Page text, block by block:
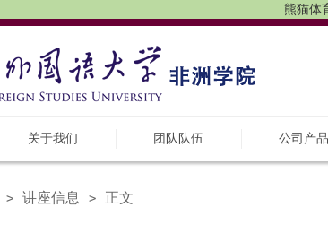
熊猫体
关于我们 团队队伍 公司产品
> 讲座信息 > 正文